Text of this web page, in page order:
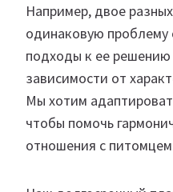
Например, двое
одинаковую проблему
подходы к ее
зависимости от
Мы хотим
чтобы помочь
отношения с